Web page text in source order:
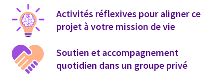
Activités réflexives pour aligner ce
projet à votre mission de vie
Soutien et accompagnement
quotidien dans un groupe privé